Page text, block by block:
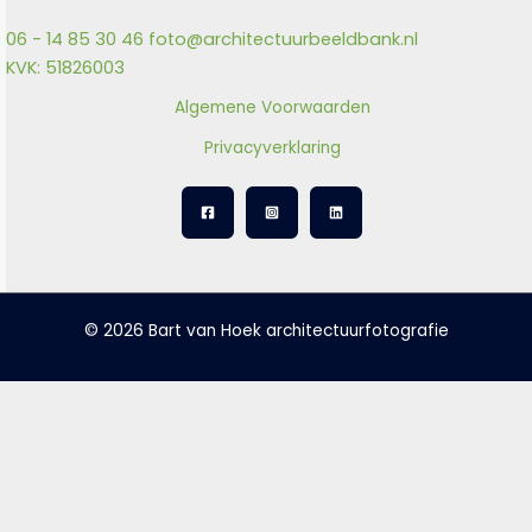
06 - 14 85 30 46 foto@architectuurbeeldbank.nl
KVK: 51826003
Algemene Voorwaarden
Privacyverklaring
© 2026 Bart van Hoek architectuurfotografie